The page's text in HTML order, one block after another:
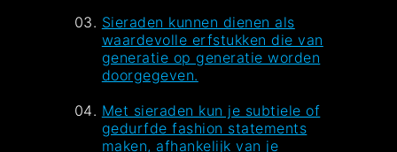
Sieraden kunnen dienen als
waardevolle erfstukken die van
generatie op generatie worden
doorgegeven.
Met sieraden kun je subtiele of
gedurfde fashion statements
maken, afhankelijk van je